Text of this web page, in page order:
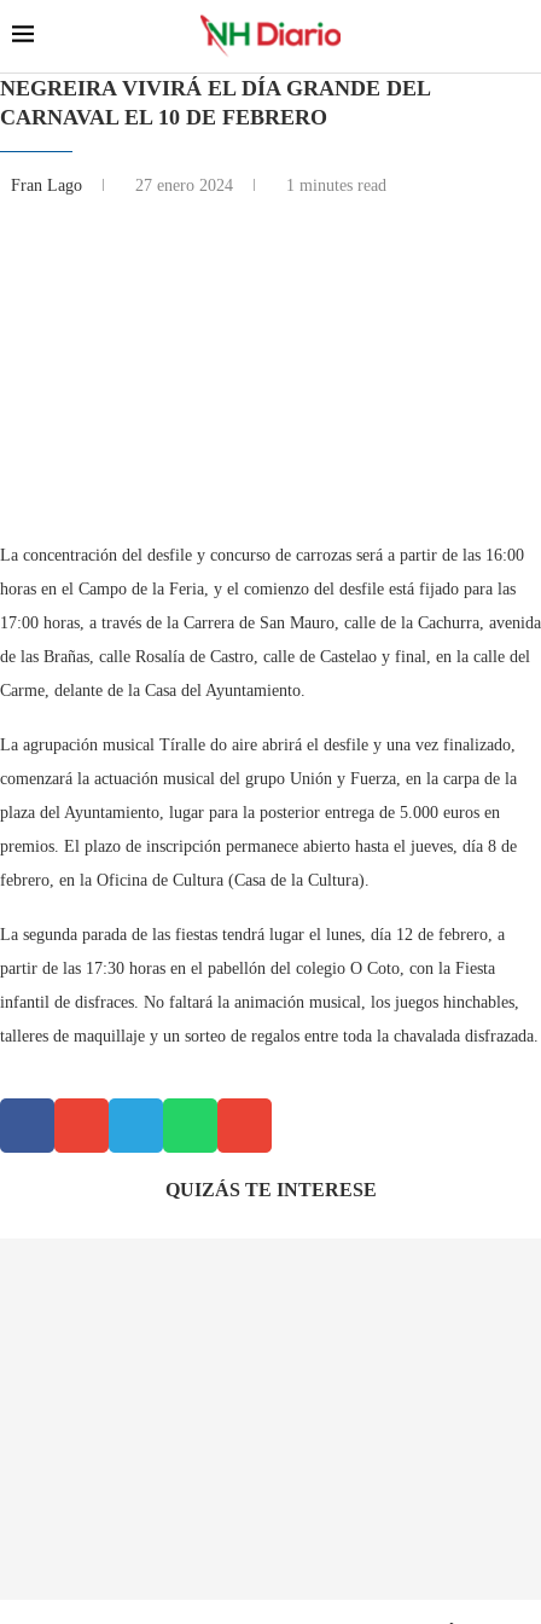
NEGREIRA VIVIRÁ EL DÍA GRANDE DEL
CARNAVAL EL 10 DE FEBRERO
Fran Lago 27 enero 2024 1 minutes read
La concentración del desfile y concurso de carrozas será a partir de las 16:00
horas en el Campo de la Feria, y el comienzo del desfile está fijado para las
17:00 horas, a través de la Carrera de San Mauro, calle de la Cachurra, avenida
de las Brañas, calle Rosalía de Castro, calle de Castelao y final, en la calle del
Carme, delante de la Casa del Ayuntamiento.
La agrupación musical Tíralle do aire abrirá el desfile y una vez finalizado,
comenzará la actuación musical del grupo Unión y Fuerza, en la carpa de la
plaza del Ayuntamiento, lugar para la posterior entrega de 5.000 euros en
premios. El plazo de inscripción permanece abierto hasta el jueves, día 8 de
febrero, en la Oficina de Cultura (Casa de la Cultura).
La segunda parada de las fiestas tendrá lugar el lunes, día 12 de febrero, a
partir de las 17:30 horas en el pabellón del colegio O Coto, con la Fiesta
infantil de disfraces. No faltará la animación musical, los juegos hinchables,
talleres de maquillaje y un sorteo de regalos entre toda la chavalada disfrazada.
QUIZÁS TE INTERESE